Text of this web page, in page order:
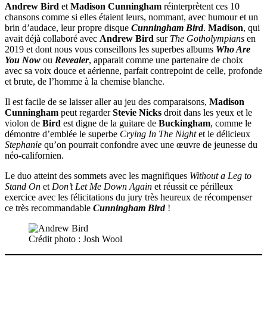
Andrew Bird et Madison Cunningham réinterprètent ces 10
chansons comme si elles étaient leurs, nommant, avec humour et un
brin d’audace, leur propre disque Cunningham Bird. Madison, qui
avait déjà collaboré avec Andrew Bird sur The Gotholympians en
2019 et dont nous vous conseillons les superbes albums Who Are
You Now ou Revealer, apparait comme une partenaire de choix
avec sa voix douce et aérienne, parfait contrepoint de celle, profonde
et brute, de l’homme à la chemise blanche.
Il est facile de se laisser aller au jeu des comparaisons, Madison
Cunningham peut regarderStevie Nicks droit dans les yeux et le
violon de Bird est digne de la guitare de Buckingham, comme le
démontre d’emblée le superbe Crying In The Nightet le délicieux
Stephanie qu’on pourrait confondre avec une œuvre de jeunesse du
néo-californien.
Le duo atteint des sommets avec les magnifiques Without a Leg to
Stand On et Don’t Let Me Down Again et réussit ce périlleux
exercice avec les félicitations du jury très heureux de récompenser
ce très recommandable Cunningham Bird !
Crédit photo : Josh Wool